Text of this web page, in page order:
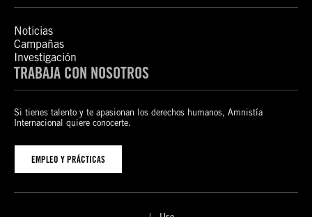
Noticias
Campañas
Investigación
TRABAJA CON NOSOTROS
Si tienes talento y te apasionan los derechos humanos, Amnistía
Internacional quiere conocerte.
EMPLEO Y PRÁCTICAS